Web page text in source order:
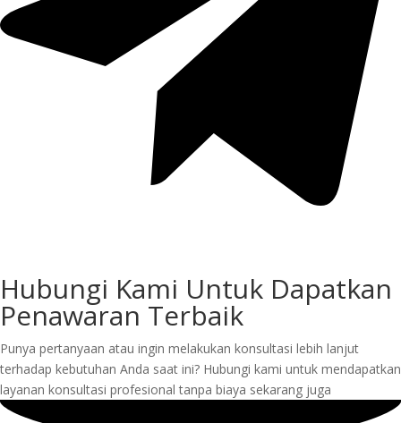
Hubungi Kami Untuk Dapatkan
Penawaran Terbaik
Punya pertanyaan atau ingin melakukan konsultasi lebih lanjut
terhadap kebutuhan Anda saat ini? Hubungi kami untuk mendapatkan
layanan konsultasi profesional tanpa biaya sekarang juga